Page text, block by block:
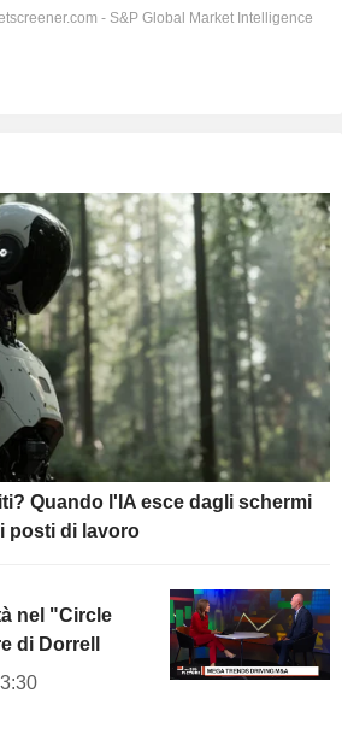
Quando l'IA esce dagli schermi
posti di lavoro
nel "Circle
di Dorrell